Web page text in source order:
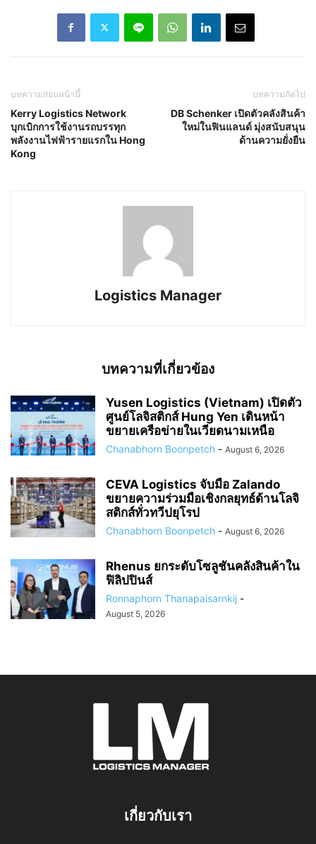
บทความก่อนหน้านี้
Kerry Logistics Network
บุกเบิกการใช้งานรถบรรทุก
พลังงานไฟฟ้ารายแรกใน Hong
Kong
บทความถัดไป
DB Schenker เปิดตัวคลังสินค้า
ใหม่ในฟินแลนด์ มุ่งสนับสนุน
ด้านความยั่งยืน
Logistics Manager
บทความที่เกี่ยวข้อง
Yusen Logistics (Vietnam) เปิดตัว
ศูนย์โลจิสติกส์ Hung Yen เดินหน้า
ขยายเครือข่ายในเวียดนามเหนือ
Chanabhorn Boonpetch - August 6, 2026
CEVA Logistics จับมือ Zalando
ขยายความร่วมมือเชิงกลยุทธ์ด้านโลจิ
สติกส์ทั่วทวีปยุโรป
Chanabhorn Boonpetch - August 6, 2026
Rhenus ยกระดับโซลูชันคลังสินค้าใน
ฟิลิปปินส์
Ronnaphorn Thanapaisarnkij -
August 5, 2026
เกี่ยวกับเรา